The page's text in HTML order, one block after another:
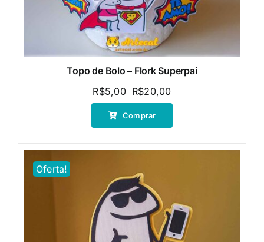
Topo de Bolo – Flork Superpai
R$20,00O
preço
era:
R$5,00
O
preço
é:
Comprar
Oferta!